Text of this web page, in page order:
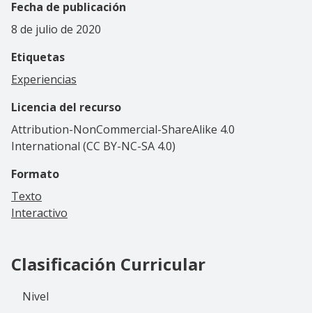
Fecha de publicación
8 de julio de 2020
Etiquetas
Experiencias
Licencia del recurso
Attribution-NonCommercial-ShareAlike 4.0
International (CC BY-NC-SA 4.0)
Formato
Texto
Interactivo
Clasificación Curricular
Nivel